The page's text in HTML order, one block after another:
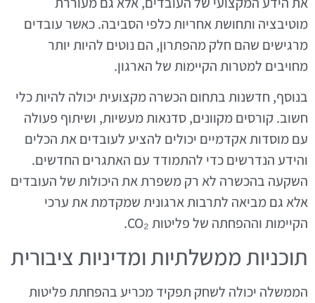
מוטיבציה ותחושת אחריות כלפי הסביבה. כאשר עובדים
מרגישים שהם חלק מהפתרון, הם נוטים להיות יותר
מחויבים למטרות הקיימות של הארגון.
בנוסף, חדשנות בתחום הכשרה מקצועית יכולה להיות כלי
חשוב. קורסים מקוונים, סדנאות מעשיות, ושיתוף פעולה
עם מוסדות אקדמיים יכולים להציע לעובדים את הכלים
והידע הנדרשים כדי להתמודד עם האתגרים החדשים.
השקעה בהכשרה לא רק משפרת את היכולות של העובדים
אלא גם מביאה לתרבות ארגונית שמקדמת את ערכי
הקיימות וההפחתה של פליטות CO₂.
תוכניות ממשלתיות ומדיניות ציבורית
הממשלה יכולה לשחק תפקיד מכריע בהפחתת פליטות